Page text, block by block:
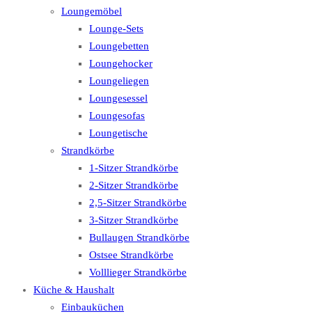
Loungemöbel
Lounge-Sets
Loungebetten
Loungehocker
Loungeliegen
Loungesessel
Loungesofas
Loungetische
Strandkörbe
1-Sitzer Strandkörbe
2-Sitzer Strandkörbe
2,5-Sitzer Strandkörbe
3-Sitzer Strandkörbe
Bullaugen Strandkörbe
Ostsee Strandkörbe
Volllieger Strandkörbe
Küche & Haushalt
Einbauküchen